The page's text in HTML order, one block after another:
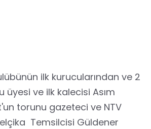
ilk kurucularından ve 2
üyesi ve ilk kalecisi Asım
torunu gazeteci ve NTV
Temsilcisi Güldener